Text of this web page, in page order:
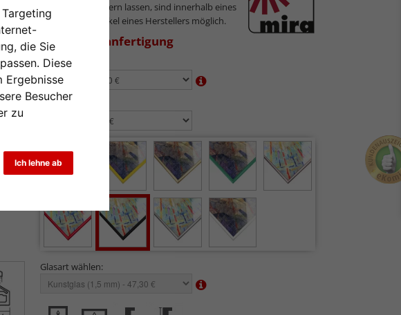
die Sie
Diese
Ergebnisse
Besucher
zu
Ich lehne ab
Weiter
Hersteller ausliefern lassen, sind innerhalb eines
Auftrags nur Artikel eines Herstellers möglich.
zur Maßanfertigung
Format wählen:
Farbe wählen:
Glasart wählen: